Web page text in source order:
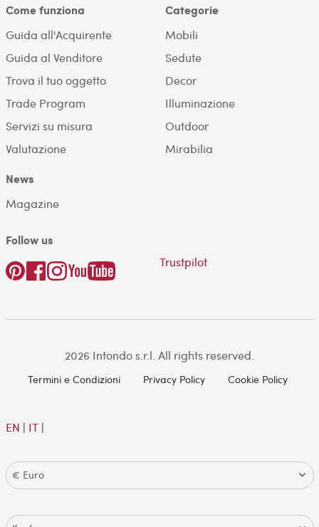
Come funziona
Guida all'Acquirente
Guida al Venditore
Trova il tuo oggetto
Trade Program
Servizi su misura
Valutazione
Categorie
Mobili
Sedute
Decor
Illuminazione
Outdoor
Mirabilia
News
Magazine
Follow us
Trustpilot
2026 Intondo s.r.l. All rights reserved.
Termini e Condizioni Privacy Policy Cookie Policy
EN | IT|